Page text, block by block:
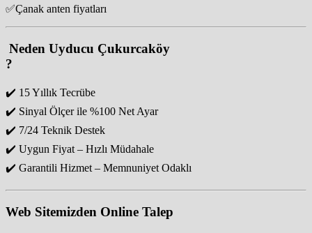
✅Çanak anten fiyatları
️ Neden Uyducu Çukurcaköy
?
✔️ 15 Yıllık Tecrübe
✔️ Sinyal Ölçer ile %100 Net Ayar
✔️ 7/24 Teknik Destek
✔️ Uygun Fiyat – Hızlı Müdahale
✔️ Garantili Hizmet – Memnuniyet Odaklı
Web Sitemizden Online Talep